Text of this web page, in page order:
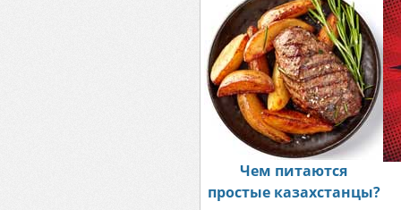
Чем питаются
простые казахстанцы?